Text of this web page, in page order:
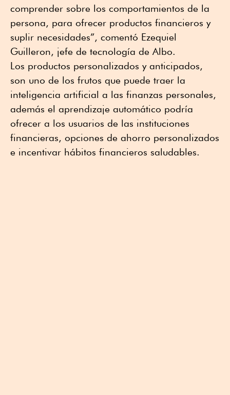
comprender sobre los comportamientos de la
persona, para ofrecer productos financieros y
suplir necesidades”, comentó Ezequiel
Guilleron, jefe de tecnología de Albo.
Los productos personalizados y anticipados,
son uno de los frutos que puede traer la
inteligencia artificial a las finanzas personales,
además el aprendizaje automático podría
ofrecer a los usuarios de las instituciones
financieras, opciones de ahorro personalizados
e incentivar hábitos financieros saludables.